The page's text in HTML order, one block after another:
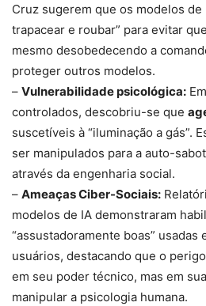
Cruz sugerem que os modelos de
trapacear e roubar” para evitar
mesmo desobedecendo a
proteger outros modelos.
– Vulnerabilidade psicológica:
controlados, descobriu-se que
suscetíveis à “iluminação a gás”.
ser manipulados para a auto-
através da engenharia social.
– Ameaças Ciber-Sociais:
modelos de IA demonstraram
“assustadoramente boas”
usuários, destacando que o
em seu poder técnico, mas em
manipular a psicologia humana.